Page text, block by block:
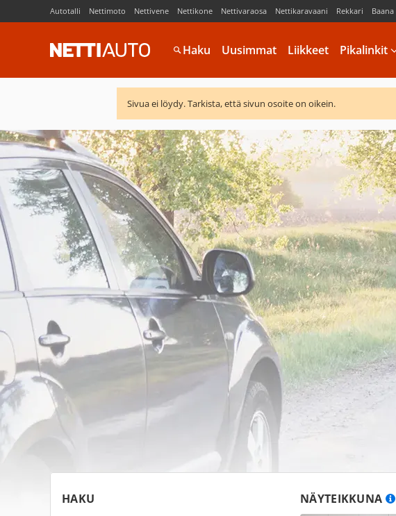
Autotalli Nettimoto Nettivene Nettikone Nettivaraosa Nettikaravaani Rekkari Baana
Haku Uusimmat Liikkeet Pikalinkit
Sivua ei löydy. Tarkista, että sivun osoite on oikein.
HAKU NÄYTEIKKUNA